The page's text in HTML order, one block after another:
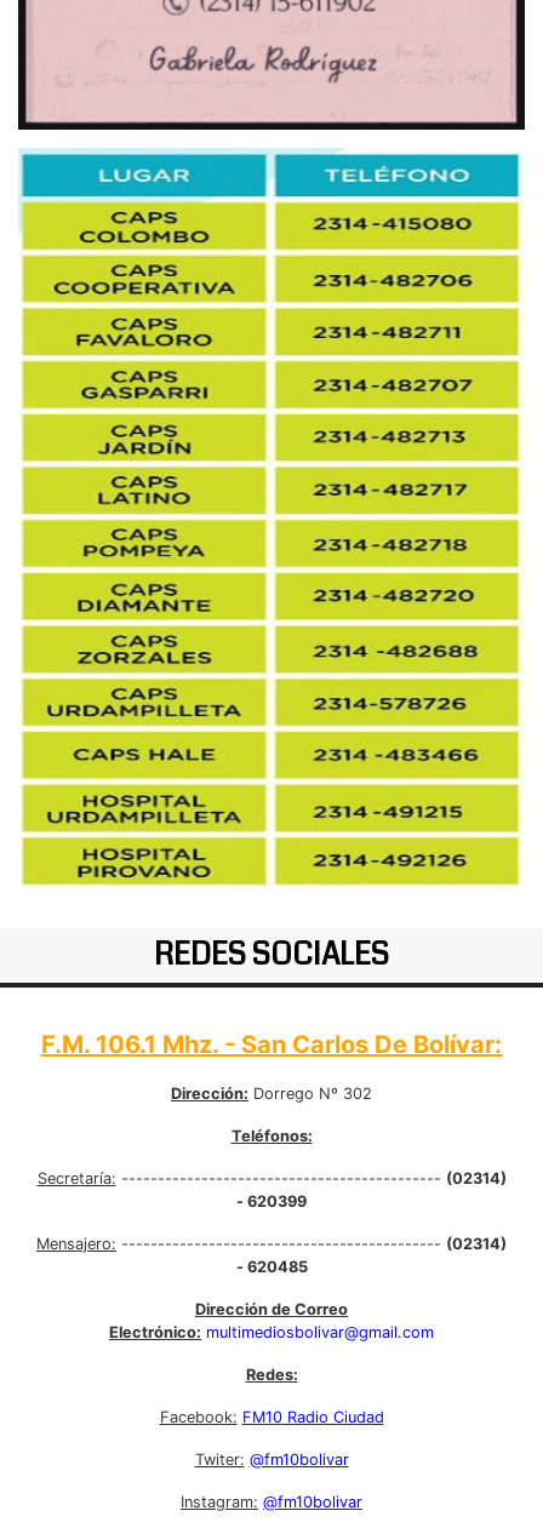
REDES SOCIALES
F.M. 106.1 Mhz. - San Carlos De Bolívar:
Dirección: Dorrego Nº 302
Teléfonos:
Secretaría: -------------------------------------------- (02314)
- 620399
Mensajero: -------------------------------------------- (02314)
- 620485
Dirección de Correo
Electrónico: multimediosbolivar@gmail.com
Redes:
Facebook: FM10 Radio Ciudad
Twiter: @fm10bolivar
Instagram: @fm10bolivar